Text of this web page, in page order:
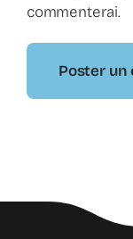
commenterai.